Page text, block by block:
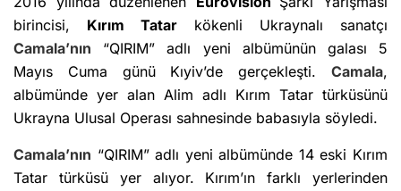
birincisi, Kırım Tatar kökenli Ukraynalı sanatçı
Camala’nın “QIRIM” adlı yeni albümünün galası 5
Mayıs Cuma günü Kıyiv’de gerçekleşti. Camala,
albümünde yer alan Alim adlı Kırım Tatar türküsünü
Ukrayna Ulusal Operası sahnesinde babasıyla söyledi.
Camala’nın “QIRIM” adlı yeni albümünde 14 eski Kırım
Tatar türküsü yer alıyor. Kırım’ın farklı yerlerinden